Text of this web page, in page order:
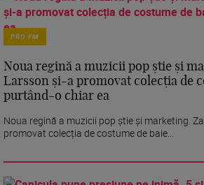
PRO FM
Noua regină a muzicii pop știe și
Larsson și-a promovat colecția de
purtând-o chiar ea
Noua regină a muzicii pop știe și marketing.
promovat colecția de costume de baie...